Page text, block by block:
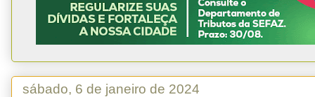
sábado, 6 de janeiro de 2024